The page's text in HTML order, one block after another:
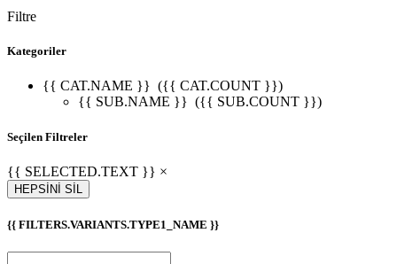
Filtre
Kategoriler
{{ CAT.NAME }} ({{ CAT.COUNT }})
{{ SUB.NAME }} ({{ SUB.COUNT }})
Seçilen Filtreler
{{ SELECTED.TEXT }} ×
HEPSİNİ SİL
{{ FILTERS.VARIANTS.TYPE1_NAME }}